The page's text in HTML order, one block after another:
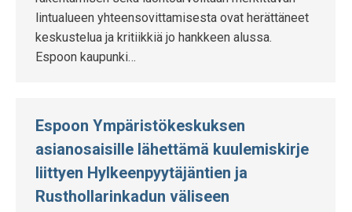
lintualueen yhteensovittamisesta ovat herättäneet
keskustelua ja kritiikkiä jo hankkeen alussa.
Espoon kaupunki…
Espoon Ympäristökeskuksen
asianosaisille lähettämä kuulemiskirje
liittyen Hylkeenpyytäjäntien ja
Rusthollarinkadun väliseen